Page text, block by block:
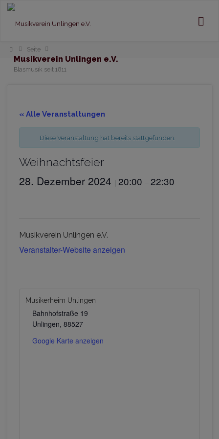
Musikverein Unlingen e.V.
Blasmusik seit 1811
HomeSeite
« Alle Veranstaltungen
Diese Veranstaltung hat bereits stattgefunden.
Weihnachtsfeier
28. Dezember 2024 20:00 – 22:30
Musikverein Unlingen e.V.
Veranstalter-Website anzeigen
Musikerheim Unlingen
Bahnhofstraße 19
Unlingen, 88527
Google Karte anzeigen